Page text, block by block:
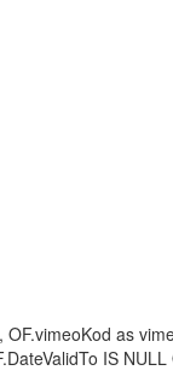
as
IS NULL